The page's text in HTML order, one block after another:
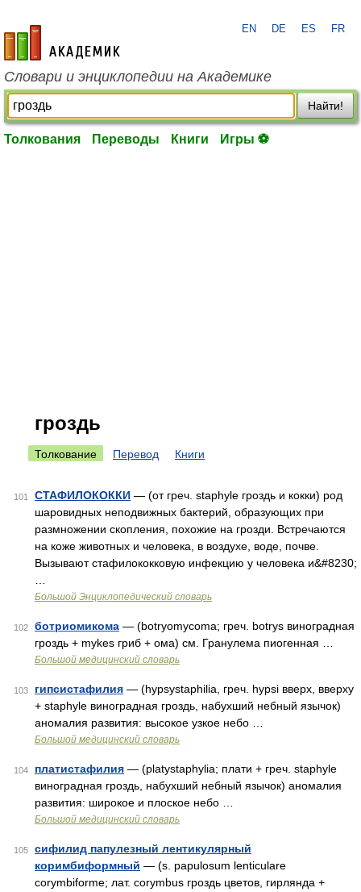
academic.ru
EN DE ES FR
Словари и энциклопедии на Академике
Найти!
Толкования Переводы Книги Игры ⚽
гроздь
Толкование Перевод Книги
101 СТАФИЛОКОККИ — (от греч. staphyle гроздь и кокки) род
шаровидных неподвижных бактерий, образующих при
размножении скопления, похожие на грозди. Встречаются
на коже животных и человека, в воздухе, воде, почве.
Вызывают стафилококковую инфекцию у человека и&#8230;
Большой Энциклопедический словарь
102 ботриомикома — (botryomycoma; греч. botrys виноградная
гроздь + mykes гриб + ома) см. Гранулема пиогенная …
Большой медицинский словарь
103 гипсистафилия — (hypsystaphilia, греч. hypsi вверх, вверху
+ staphyle виноградная гроздь, набухший небный язычок)
аномалия развития: высокое узкое небо …
Большой медицинский словарь
104 платистафилия — (platystaphylia; плати + греч. staphyle
виноградная гроздь, набухший небный язычок) аномалия
развития: широкое и плоское небо …
Большой медицинский словарь
105
сифилид папулезный лентикулярный
коримбиформный — (s. papulosum lenticulare
corymbiforme; лат. corymbus гроздь цветов, гирлянда +